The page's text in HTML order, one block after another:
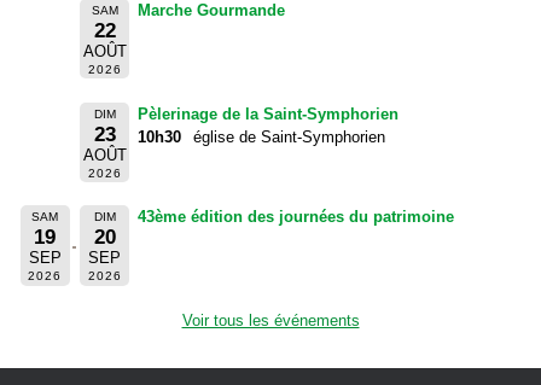
SAM
22
AOÛT
2026
Marche Gourmande
DIM
23
AOÛT
2026
Pèlerinage de la Saint-Symphorien
10h30
église de Saint-Symphorien
SAM
19
SEP
2026
DIM
20
SEP
2026
43ème édition des journées du patrimoine
Voir tous les événements